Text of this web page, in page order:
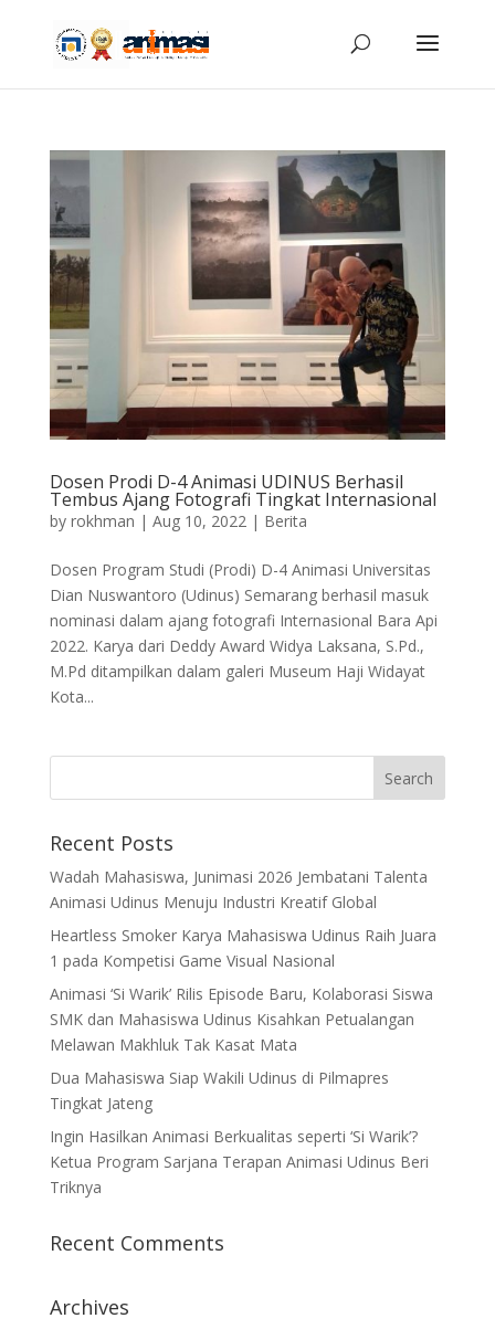
Dosen Prodi D-4 Animasi UDINUS Berhasil
Tembus Ajang Fotografi Tingkat Internasional
by rokhman | Aug 10, 2022| Berita
Dosen Program Studi (Prodi) D-4 Animasi Universitas
Dian Nuswantoro (Udinus) Semarang berhasil masuk
nominasi dalam ajang fotografi Internasional Bara Api
2022. Karya dari Deddy Award Widya Laksana, S.Pd.,
M.Pd ditampilkan dalam galeri Museum Haji Widayat
Kota...
Recent Posts
Wadah Mahasiswa, Junimasi 2026 Jembatani Talenta
Animasi Udinus Menuju Industri Kreatif Global
Heartless Smoker Karya Mahasiswa Udinus Raih Juara
1 pada Kompetisi Game Visual Nasional
Animasi ‘Si Warik’ Rilis Episode Baru, Kolaborasi Siswa
SMK dan Mahasiswa Udinus Kisahkan Petualangan
Melawan Makhluk Tak Kasat Mata
Dua Mahasiswa Siap Wakili Udinus di Pilmapres
Tingkat Jateng
Ingin Hasilkan Animasi Berkualitas seperti ‘Si Warik’?
Ketua Program Sarjana Terapan Animasi Udinus Beri
Triknya
Recent Comments
Archives